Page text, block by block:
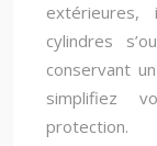
cylindres
conservant
simplifiez
protection.